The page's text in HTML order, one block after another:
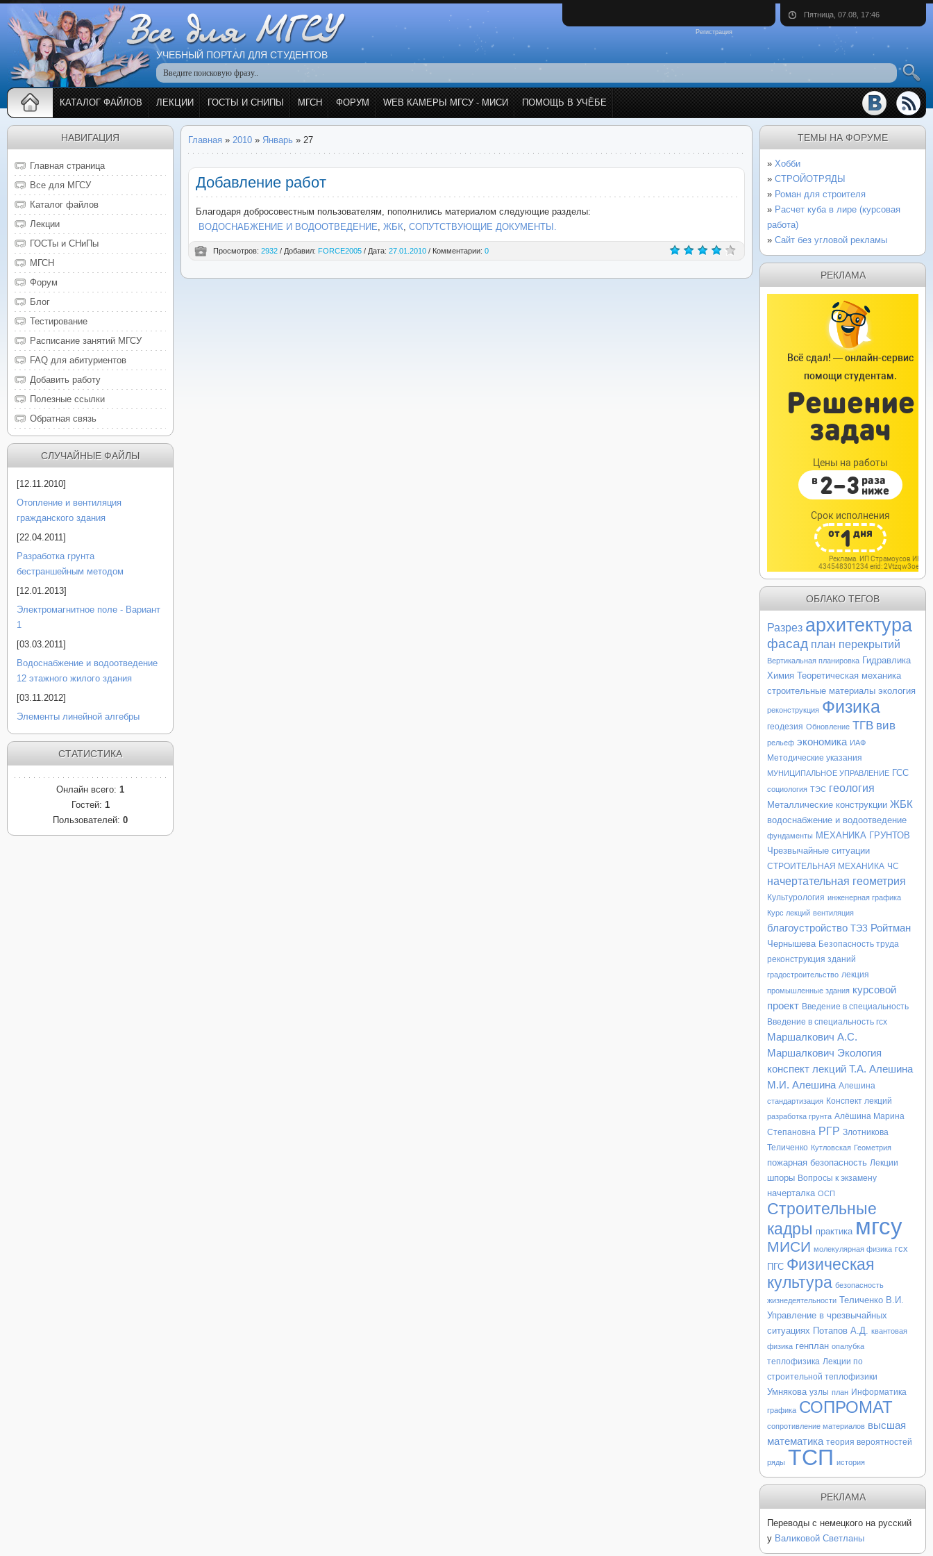
УЧЕБНЫЙ ПОРТАЛ ДЛЯ СТУДЕНТОВ
Пятница, 07.08, 17:46
Регистрация
КАТАЛОГ ФАЙЛОВ ЛЕКЦИИ ГОСТЫ И СНИПЫ МГСН ФОРУМ WEB КАМЕРЫ МГСУ - МИСИ ПОМОЩЬ В УЧЁБЕ
Главная » 2010 » Январь » 27
Добавление работ
Благодаря добросовестным пользователям, пополнились материалом следующие разделы:
ВОДОСНАБЖЕНИЕ И ВОДООТВЕДЕНИЕ ЖБК СОПУТСТВУЮЩИЕ ДОКУМЕНТЫ.
Просмотров: 2932 / Добавил: FORCE2005 / Дата: 27.01.2010 / Комментарии: 0
НАВИГАЦИЯ
Главная страница
Все для МГСУ
Каталог файлов
Лекции
ГОСТы и СНиПы
МГСН
Форум
Блог
Тестирование
Расписание занятий МГСУ
FAQ для абитуриентов
Добавить работу
Полезные ссылки
Обратная связь
СЛУЧАЙНЫЕ ФАЙЛЫ
[12.11.2010]
Отопление и вентиляция
гражданского здания
[22.04.2011]
Разработка грунта
бестраншейным методом
[12.01.2013]
Электромагнитное поле - Вариант
1
[03.03.2011]
Водоснабжение и водоотведение
12 этажного жилого здания
[03.11.2012]
Элементы линейной алгебры
СТАТИСТИКА
Онлайн всего: 1
Гостей: 1
Пользователей: 0
ТЕМЫ НА ФОРУМЕ
Хобби
СТРОЙОТРЯДЫ
Роман для строителя
Расчет куба в лире (курсовая
работа)
Сайт без угловой рекламы
РЕКЛАМА
ОБЛАКО ТЕГОВ
Разрез архитектура
фасад план перекрытий
Вертикальная планировка Гидравлика
Химия Теоретическая механика
строительные материалы экология
реконструкция Физика
геодезия Обновление ТГВ вив
рельеф экономика ИАФ
Методические указания
МУНИЦИПАЛЬНОЕ УПРАВЛЕНИЕ ГСС
социология ТЭС геология
Металлические конструкции ЖБК
водоснабжение и водоотведение
фундаменты МЕХАНИКА ГРУНТОВ
Чрезвычайные ситуации
СТРОИТЕЛЬНАЯ МЕХАНИКА ЧС
начертательная геометрия
Культурология инженерная графика
Курс лекций вентиляция
благоустройство ТЭЗ Ройтман
Чернышева Безопасность труда
реконструкция зданий
градостроительство лекция
промышленные здания курсовой
проект Введение в специальность
Введение в специальность гсх
Маршалкович А.С.
Маршалкович Экология
конспект лекций Т.А. Алешина
М.И. Алешина Алешина
стандартизация Конспект лекций
разработка грунта Алёшина Марина
Степановна РГР Злотникова
Теличенко Кутловская Геометрия
пожарная безопасность Лекции
шпоры Вопросы к экзамену
начерталка ОСП
Строительные
кадры практика мгсу
МИСИ молекулярная физика гсх
ПГС Физическая
культура безопасность
жизнедеятельности Теличенко В.И.
Управление в чрезвычайных
ситуациях Потапов А.Д. квантовая
физика генплан опалубка
теплофизика Лекции по
строительной теплофизики
Умнякова узлы план Информатика
графика СОПРОМАТ
сопротивление материалов высшая
математика теория вероятностей
ряды ТСП история
РЕКЛАМА
Переводы с немецкого на русский
у Валиковой Светланы